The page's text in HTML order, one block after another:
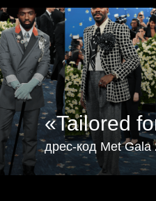
«Tailored
дрес-код Met Gala